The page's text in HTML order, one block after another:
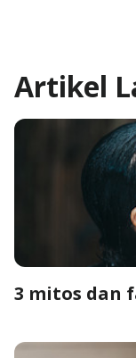
Artikel
3 mitos dan